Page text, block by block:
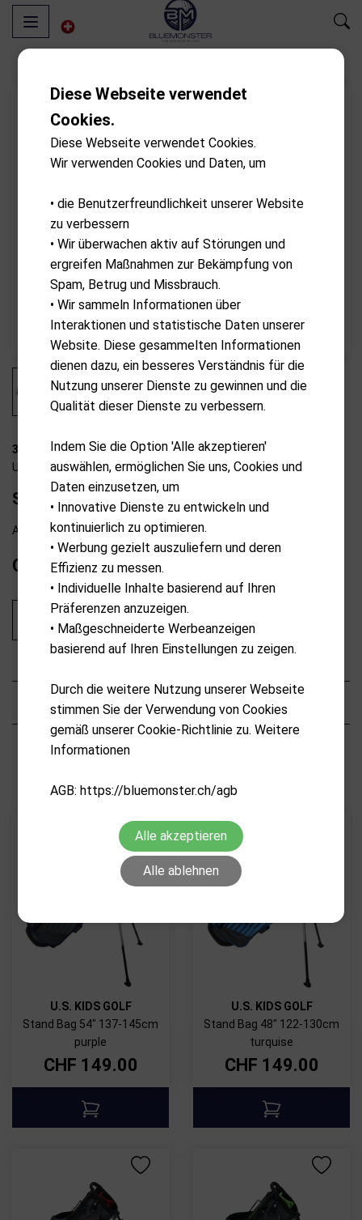
31-T2102
U.S. Kids Golf
Stand Bag 42" 107-115cm yellow
Ab externem Lager lieferbar
CHF 139.00
In den Warenkorb
Eigenschaften
VERWANDTE PRODUKTE
U.S. KIDS GOLF
Stand Bag 54" 137-145cm
purple
CHF 149.00
U.S. KIDS GOLF
Stand Bag 48" 122-130cm
turquise
CHF 149.00
Diese Webseite verwendet
Cookies.
Diese Webseite verwendet Cookies.
Wir verwenden Cookies und Daten, um
• die Benutzerfreundlichkeit unserer Website
zu verbessern
• Wir überwachen aktiv auf Störungen und
ergreifen Maßnahmen zur Bekämpfung von
Spam, Betrug und Missbrauch.
• Wir sammeln Informationen über
Interaktionen und statistische Daten unserer
Website. Diese gesammelten Informationen
dienen dazu, ein besseres Verständnis für die
Nutzung unserer Dienste zu gewinnen und die
Qualität dieser Dienste zu verbessern.
Indem Sie die Option 'Alle akzeptieren'
auswählen, ermöglichen Sie uns, Cookies und
Daten einzusetzen, um
• Innovative Dienste zu entwickeln und
kontinuierlich zu optimieren.
• Werbung gezielt auszuliefern und deren
Effizienz zu messen.
• Individuelle Inhalte basierend auf Ihren
Präferenzen anzuzeigen.
• Maßgeschneiderte Werbeanzeigen
basierend auf Ihren Einstellungen zu zeigen.
Durch die weitere Nutzung unserer Webseite
stimmen Sie der Verwendung von Cookies
gemäß unserer Cookie-Richtlinie zu. Weitere
Informationen
AGB: https://bluemonster.ch/agb
Alle akzeptieren
Alle ablehnen